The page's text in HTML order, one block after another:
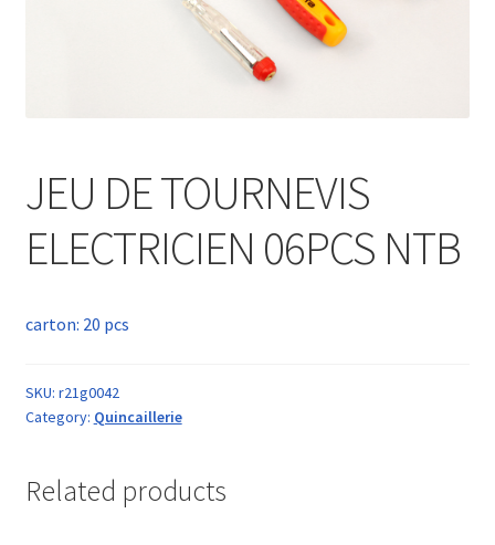
JEU DE TOURNEVIS
ELECTRICIEN 06PCS NTB
carton: 20 pcs
SKU: r21g0042
Category: Quincaillerie
Related products